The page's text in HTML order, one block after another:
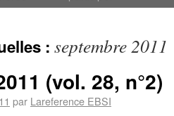
: septembre 2011
(vol. 28, n°2)
par Lareference EBSI